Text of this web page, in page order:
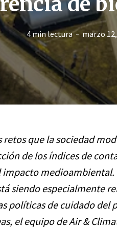
4 min lectura marzo
que la sociedad
de los índices de
medioambiental.
siendo especialmente
políticas de cuidado del
el equipo de Air &